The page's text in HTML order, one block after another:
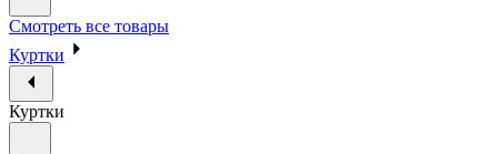
Смотреть все товары
Куртки
Куртки